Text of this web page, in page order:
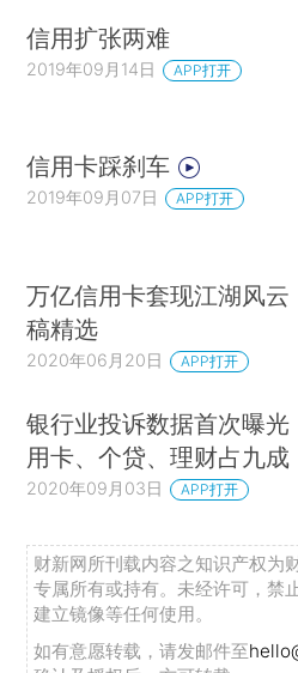
信用扩张两难
2019年09月14日 APP打开
信用卡踩刹车
2019年09月07日 APP打开
万亿信用卡套现江湖风云
稿精选
2020年06月20日 APP打开
银行业投诉数据首次曝光
用卡、个贷、理财占九成
2020年09月03日 APP打开
财新网所刊载内容之知识产权为
专属所有或持有。未经许可，禁
建立镜像等任何使用。
如有意愿转载，请发邮件至